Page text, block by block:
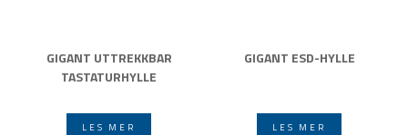
GIGANT UTTREKKBAR
TASTATURHYLLE
LES MER
GIGANT ESD-HYLLE
LES MER